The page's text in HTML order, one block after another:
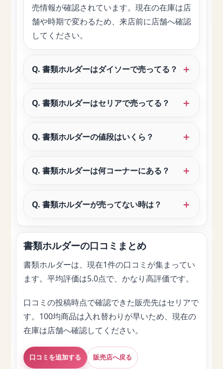
売情報が確認されています。現在の在庫は店
舗や時期で変わるため、来店前に店舗へ確認
してください。
Q. 書類ホルダーはダイソーで売ってる？
Q. 書類ホルダーはセリアで売ってる？
Q. 書類ホルダーの値段はいくら？
Q. 書類ホルダーは何コーナーにある？
Q. 書類ホルダーが売ってない時は？
書類ホルダーの口コミまとめ
書類ホルダーは、現在1件の口コミが集まってい
ます。平均評価は5.0点で、かなり高評価です。
口コミの投稿時点で確認できた販売先はセリアで
す。100均商品は入れ替わりが早いため、現在の
在庫は店舗へ確認してください。
口コミを追加する 販売店へ戻る